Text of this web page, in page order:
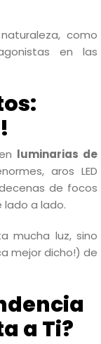
como
en las
luminarias de
aros LED
de focos
a lado.
mucha luz, sino
mejor dicho!) de
a Ti?